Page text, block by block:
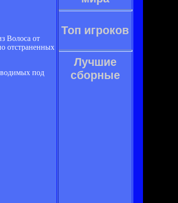
Волоса от
отстраненных
под
Топ игроков
Лучшие
сборные